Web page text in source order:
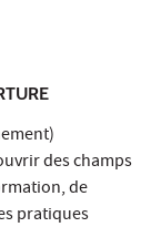
des champs
de
pratiques